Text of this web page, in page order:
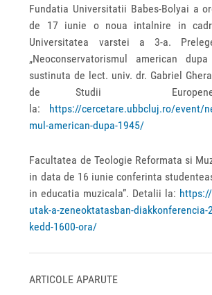
Fundatia Universitatii Babes-Bolyai a
de 17 iunie o noua intalnire in
Universitatea varstei a 3-a.
„Neoconservatorismul american
sustinuta de lect. univ. dr. Gabriel
de Studii
la:
https://cercetare.ubbcluj.ro/event/
mul-american-dupa-1945/
Facultatea de Teologie Reformata si
in data de 16 iunie conferinta
in educatia muzicala”. Detalii la:
utak-a-zeneoktatasban-diakkonferencia-
kedd-1600-ora/
ARTICOLE APARUTE